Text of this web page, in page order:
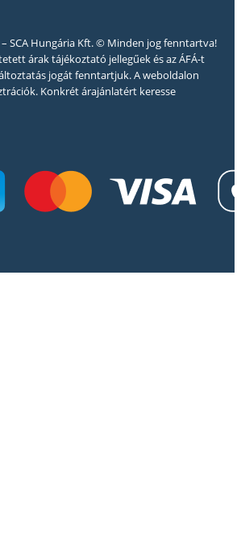
SCA Hungária Kft. © Minden jog fenntartva!
árak tájékoztató jellegűek és az ÁFÁ-t
jogát fenntartjuk. A weboldalon
Konkrét árajánlatért keresse